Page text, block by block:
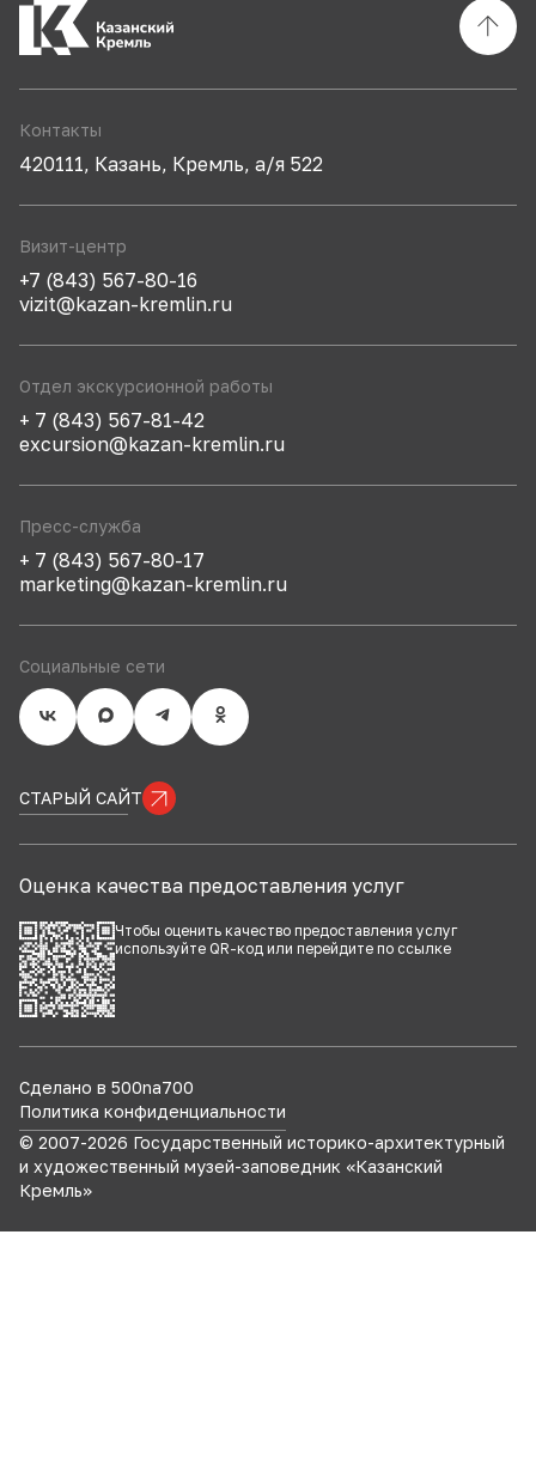
Контакты
420111, Казань, Кремль, а/я 522
Визит-центр
+7 (843) 567-80-16
vizit@kazan-kremlin.ru
Отдел экскурсионной работы
+ 7 (843) 567-81-42
excursion@kazan-kremlin.ru
Пресс-служба
+ 7 (843) 567-80-17
marketing@kazan-kremlin.ru
Социальные сети
СТАРЫЙ САЙТ
Оценка качества предоставления услуг
Чтобы оценить качество предоставления услуг
используйте QR-код или перейдите по ссылке
Сделано в 500na700
Политика конфиденциальности
© 2007-2026 Государственный историко-архитектурный
и художественный музей-заповедник «Казанский
Кремль»